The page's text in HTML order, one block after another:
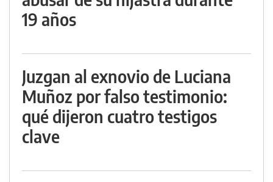
19 años
Juzgan al exnovio de Luciana
Muñoz por falso testimonio:
qué dijeron cuatro testigos
clave